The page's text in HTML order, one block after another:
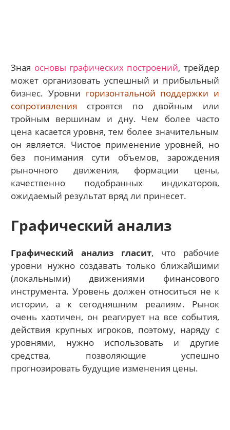
Зная основы графических построений, трейдер
может организовать успешный и прибыльный
бизнес. Уровни горизонтальной поддержки и
сопротивления строятся по двойным или
тройным вершинам и дну. Чем более часто
цена касается уровня, тем более значительным
он является. Чистое применение уровней, но
без понимания сути объемов, зарождения
рыночного движения, формации цены,
качественно подобранных индикаторов,
ожидаемый результат вряд ли принесет.
Графический анализ
Графический анализ гласит, что рабочие
уровни нужно создавать только ближайшими
(локальными) движениями финансового
инструмента. Уровень должен относиться не к
истории, а к сегодняшним реалиям. Рынок
очень хаотичен, он реагирует на все события,
действия крупных игроков, поэтому, наряду с
уровнями, нужно использовать и другие
средства, позволяющие успешно
прогнозировать будущие изменения цены.